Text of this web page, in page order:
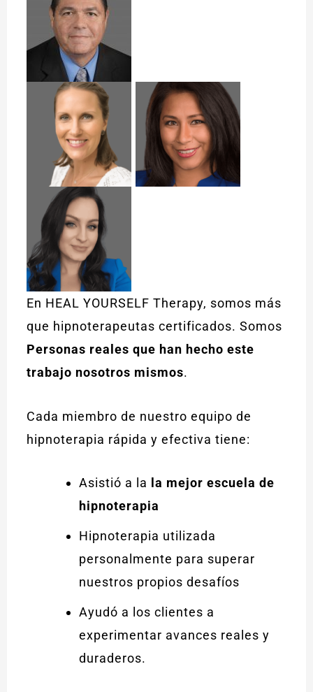
En HEAL YOURSELF Therapy, somos más
que hipnoterapeutas certificados. Somos
Personas reales que han hecho este
trabajo nosotros mismos.
Cada miembro de nuestro equipo de
hipnoterapia rápida y efectiva tiene:
Asistió a la la mejor escuela de
hipnoterapia
Hipnoterapia utilizada
personalmente para superar
nuestros propios desafíos
Ayudó a los clientes a
experimentar avances reales y
duraderos.